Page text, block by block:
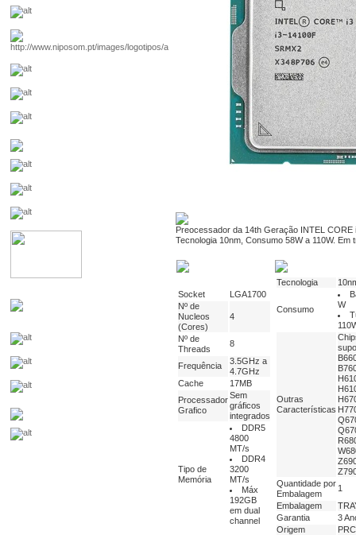
Preocessador da 14th Geração INTEL
Tecnologia 10nm, Consumo 58W a 110W.
Socket
LGA1700
Nº de
Nucleos
(Cores)
4
Nº de
Threads
8
Frequência
3.5GHz a
4.7GHz
Cache
17MB
Processador
Grafico
Sem
gráficos
integrados
Tipo de
Memória
DDR5
4800
MT/s
DDR4
3200
MT/s
Máx
192GB
em dual
channel
Tecnologia
Consumo
W
Outras
Características
Quantidade por
Embalagem
1
Embalagem
Garantia
3
Origem
PRC